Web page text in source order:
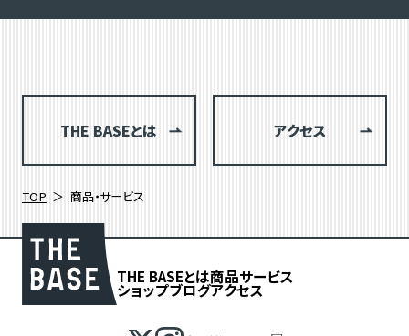
THE BASEとは アクセス
TOP 商品・サービス
THE BASEとは商品サービス
ショップブログアクセス